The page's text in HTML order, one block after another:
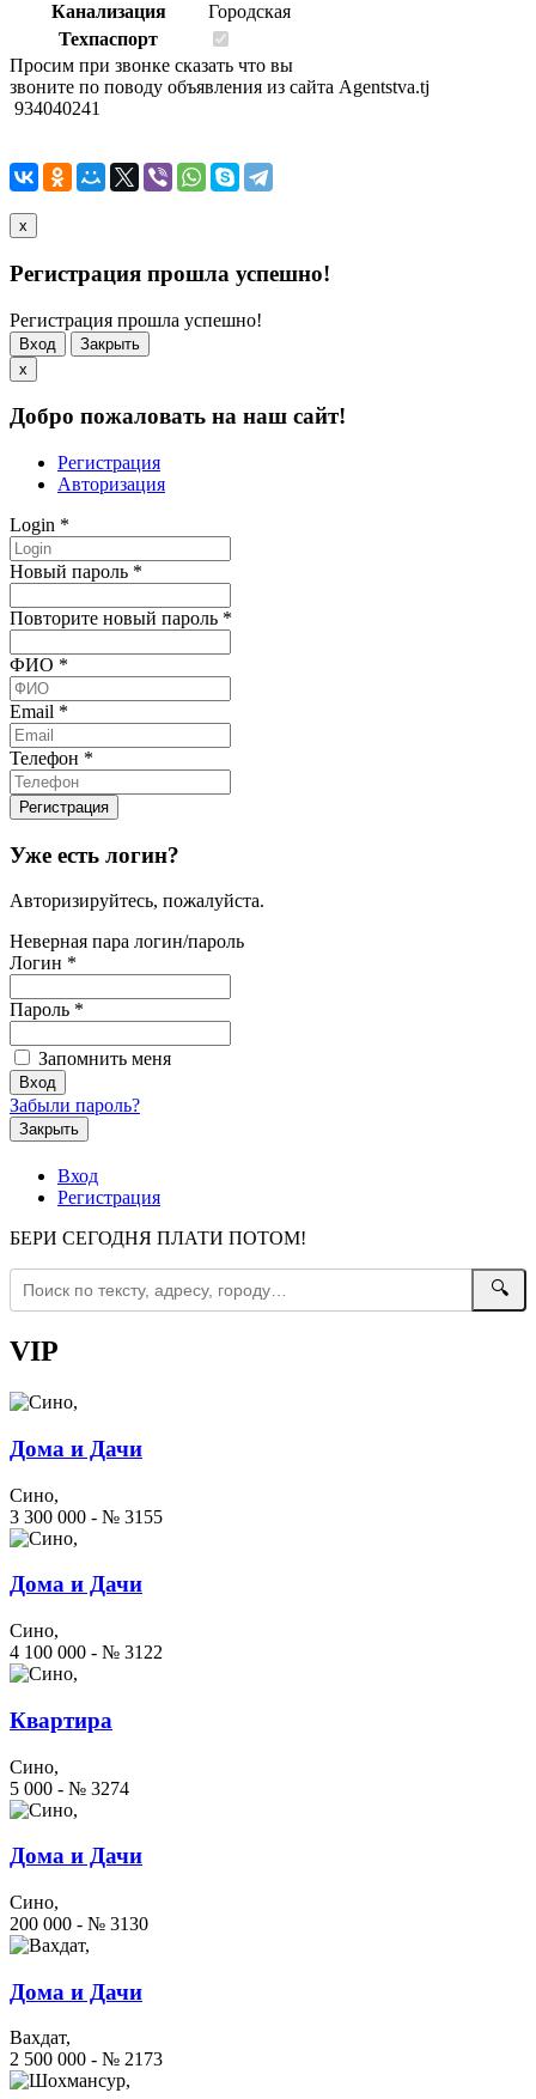
Канализация
Городская
Техпаспорт
Просим при звонке сказать что вы
звоните по поводу объявления из сайта Agentstva.tj
934040241
x
Регистрация прошла успешно!
Регистрация прошла успешно!
Вход
Закрыть
x
Добро пожаловать на наш сайт!
Регистрация
Авторизация
Login *
Новый пароль *
Повторите новый пароль *
ФИО *
Email *
Телефон *
Уже есть логин?
Авторизируйтесь, пожалуйста.
Неверная пара логин/пароль
Логин *
Пароль *
Запомнить меня
Забыли пароль?
Закрыть
Вход
Регистрация
БЕРИ СЕГОДНЯ ПЛАТИ ПОТОМ!
🔍
VIP
Дома и Дачи
Сино,
3 300 000 - № 3155
Дома и Дачи
Сино,
4 100 000 - № 3122
Квартира
Сино,
5 000 - № 3274
Дома и Дачи
Сино,
200 000 - № 3130
Дома и Дачи
Вахдат,
2 500 000 - № 2173